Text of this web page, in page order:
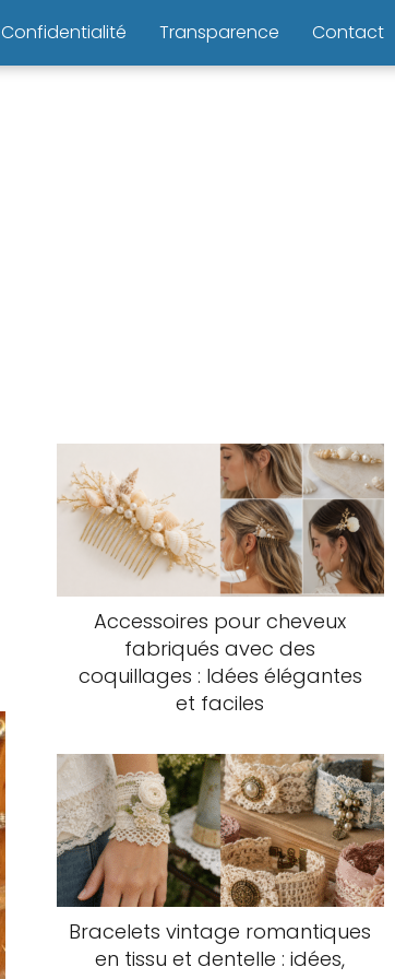
Confidentialité Transparence Contact
Accessoires pour cheveux
fabriqués avec des
coquillages : Idées élégantes
et faciles
Bracelets vintage romantiques
en tissu et dentelle : idées,